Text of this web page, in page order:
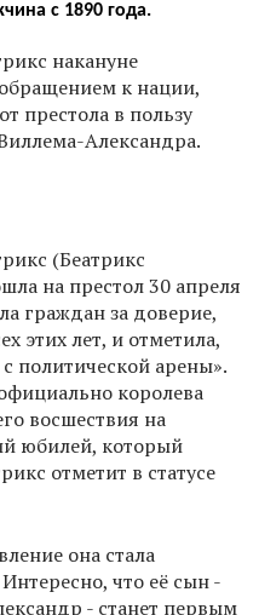
с 1890 года.
накануне
к нации,
престола в пользу
Александра.
(Беатрикс
на престол 30 апреля
граждан за доверие,
этих лет, и отметила,
с политической арены».
королева
восшествия на
юбилей, который
отметит в статусе
она стала
что её сын -
- станет первым